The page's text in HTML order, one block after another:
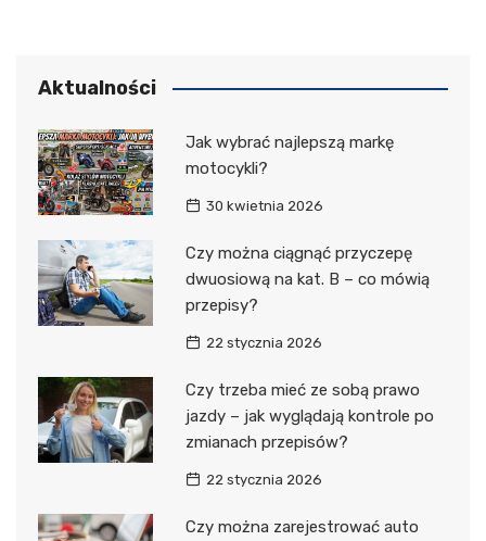
Aktualności
Jak wybrać najlepszą markę
motocykli?
30 kwietnia 2026
Czy można ciągnąć przyczepę
dwuosiową na kat. B – co mówią
przepisy?
22 stycznia 2026
Czy trzeba mieć ze sobą prawo
jazdy – jak wyglądają kontrole po
zmianach przepisów?
22 stycznia 2026
Czy można zarejestrować auto